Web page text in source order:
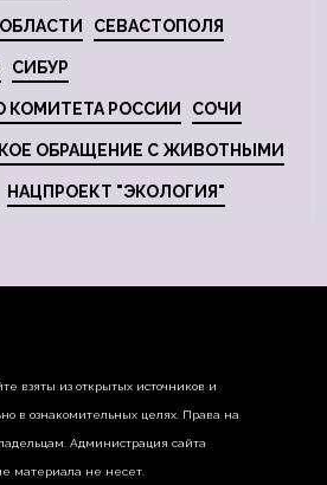
СЕВАСТОПОЛЯ
СИБУР
КОМИТЕТА РОССИИ СОЧИ
ОБРАЩЕНИЕ С ЖИВОТНЫМИ
НАЦПРОЕКТ "ЭКОЛОГИЯ"
взяты из открытых источников и
в ознакомительных целях. Права на
Администрация сайта
материала не несет.